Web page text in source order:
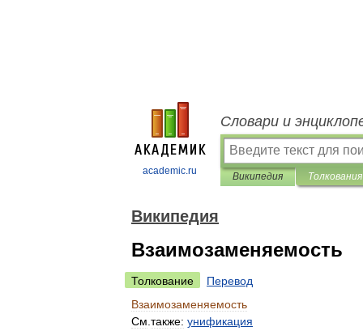
academic.ru
Словари и
Википедия Толкования
Википедия
Взаимозаменяемость
Толкование
Перевод
Взаимозаменяемость
См также: унификация